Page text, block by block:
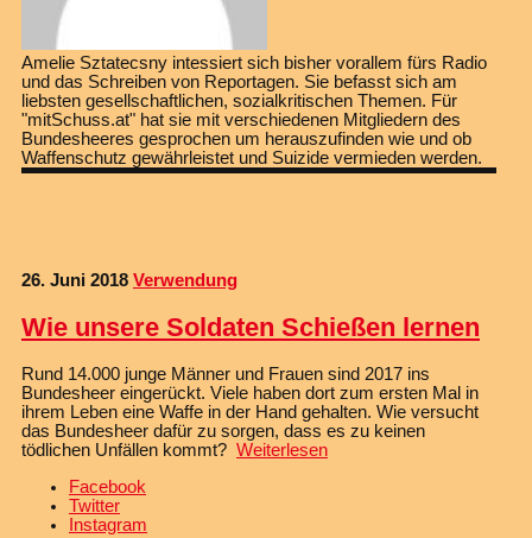
Amelie Sztatecsny intessiert sich bisher vorallem fürs Radio
und das Schreiben von Reportagen. Sie befasst sich am
liebsten gesellschaftlichen, sozialkritischen Themen. Für
"mitSchuss.at" hat sie mit verschiedenen Mitgliedern des
Bundesheeres gesprochen um herauszufinden wie und ob
Waffenschutz gewährleistet und Suizide vermieden werden.
26. Juni 2018 Verwendung
Wie unsere Soldaten Schießen lernen
Rund 14.000 junge Männer und Frauen sind 2017 ins
Bundesheer eingerückt. Viele haben dort zum ersten Mal in
ihrem Leben eine Waffe in der Hand gehalten. Wie versucht
das Bundesheer dafür zu sorgen, dass es zu keinen
tödlichen Unfällen kommt? Weiterlesen
Facebook
Twitter
Instagram